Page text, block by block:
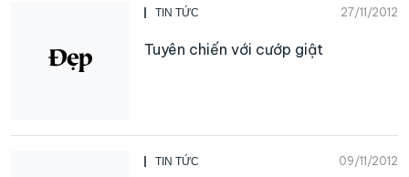
TIN TỨC 27/11/2012
Tuyên chiến với cướp giật
TIN TỨC 09/11/2012